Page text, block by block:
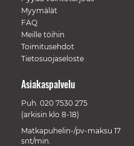
Myymälät
FAQ
Meille töihin
Toimitusehdot
Tietosuojaseloste
Asiakaspalvelu
Puh. 020 7530 275
(arkisin klo 8-18)
Matkapuhelin-/pv-maksu 17
snt/min.